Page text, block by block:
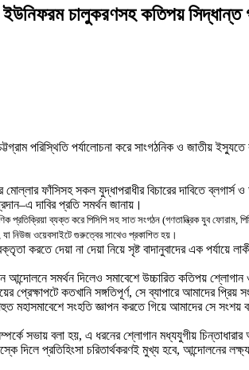
ইউনিফরম চালুকরণসহ কতিপয়
পরিস্থিতি পর্যালোচনা করে সাংগঠনিক ও জাতীয়
ফাঁসিসহ সকল যুদ্ধাপরাধীর বিচারের দাবিতে
দাবির প্রতি সমর্থন জানায়।
প্রতিক্রিয়া ব্যক্ত করে পিসিপি সহ সাত সংগঠন (গণতান্ত্রিক যুব ফোরাম,
যা নিউজ ওয়েবসাইটে গুরুত্বের সাথেও প্রকাশিত হয়।
করতে দেয়া না দেয়া নিয়ে সৃষ্ট বাদানুবাদের এক পর্যায়ে
আন্দোলনে সমর্থন দিলেও সমাবেশে উচ্চারিত কতিপয়
কতখানি সঙ্গতিপূর্ণ, সে ব্যাপারে আমাদের
মহাসমাবেশে সংহতি জ্ঞাপন করতে গিয়ে আমাদের সে
বলা হয়, এ ধরনের শ্লোগান মধ্যযুগীয় চিন্তাধারার
দিলে প্রতিহিংসা চরিতার্থকরণই মুখ্য হবে, আন্দোলনের